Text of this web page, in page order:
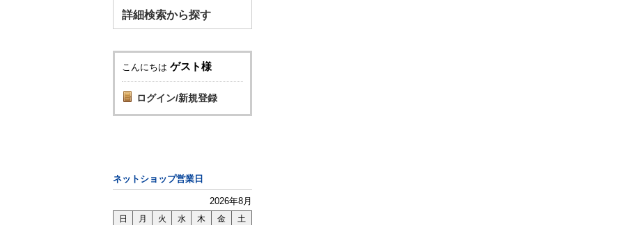
詳細検索から探す
こんにちは ゲスト様
ログイン/新規登録
ネットショップ営業日
2026年8月
日 月 火 水 木 金
土